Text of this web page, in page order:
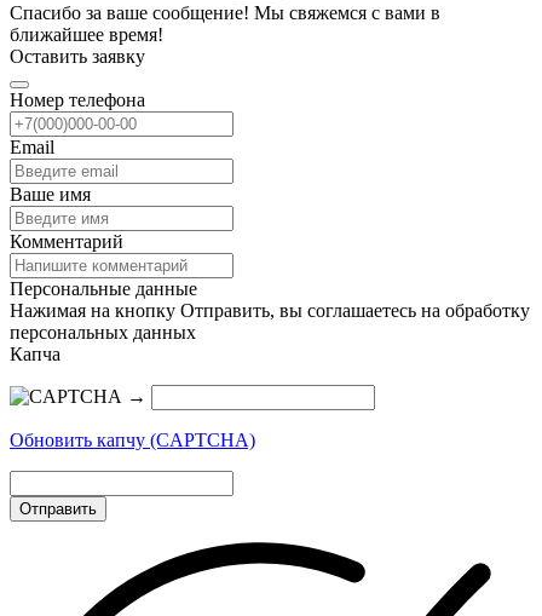
Спасибо за ваше сообщение! Мы свяжемся с вами в
ближайшее время!
Оставить заявку
Номер телефона
Email
Ваше имя
Комментарий
Персональные данные
Нажимая на кнопку Отправить, вы соглашаетесь на обработку
персональных данных
Капча
→
Обновить капчу (CAPTCHA)
Отправить